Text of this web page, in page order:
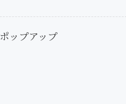
ップアップ